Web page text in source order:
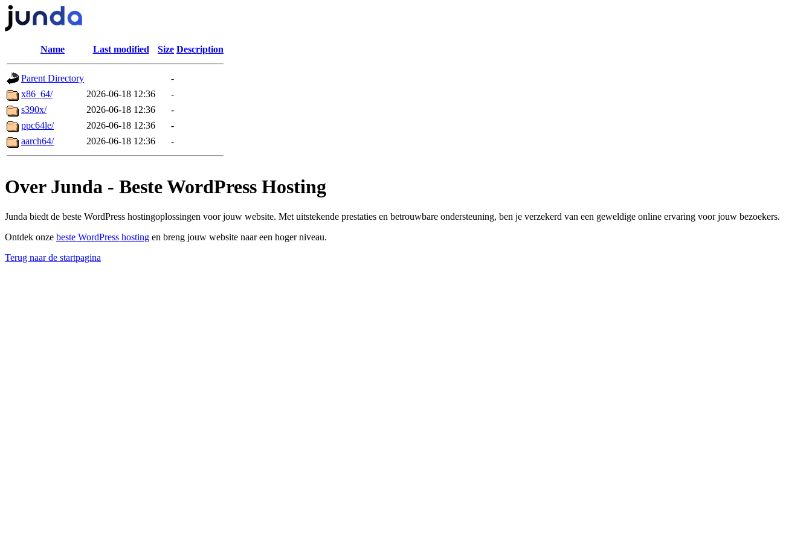
Name Last modified Size Description
Parent Directory
-
x86_64/
2026-06-18 12:36
-
s390x/
2026-06-18 12:36
-
ppc64le/
2026-06-18 12:36
-
aarch64/
2026-06-18 12:36 -
Over Junda - Beste WordPress Hosting
Junda biedt de beste WordPress hostingoplossingen voor jouw website. Met uitstekende prestaties en betrouwbare ondersteuning, ben je verzekerd van een geweldige online ervaring voor jouw bezoekers.
Ontdek onze beste WordPress hosting en breng jouw website naar een hoger niveau.
Terug naar de startpagina